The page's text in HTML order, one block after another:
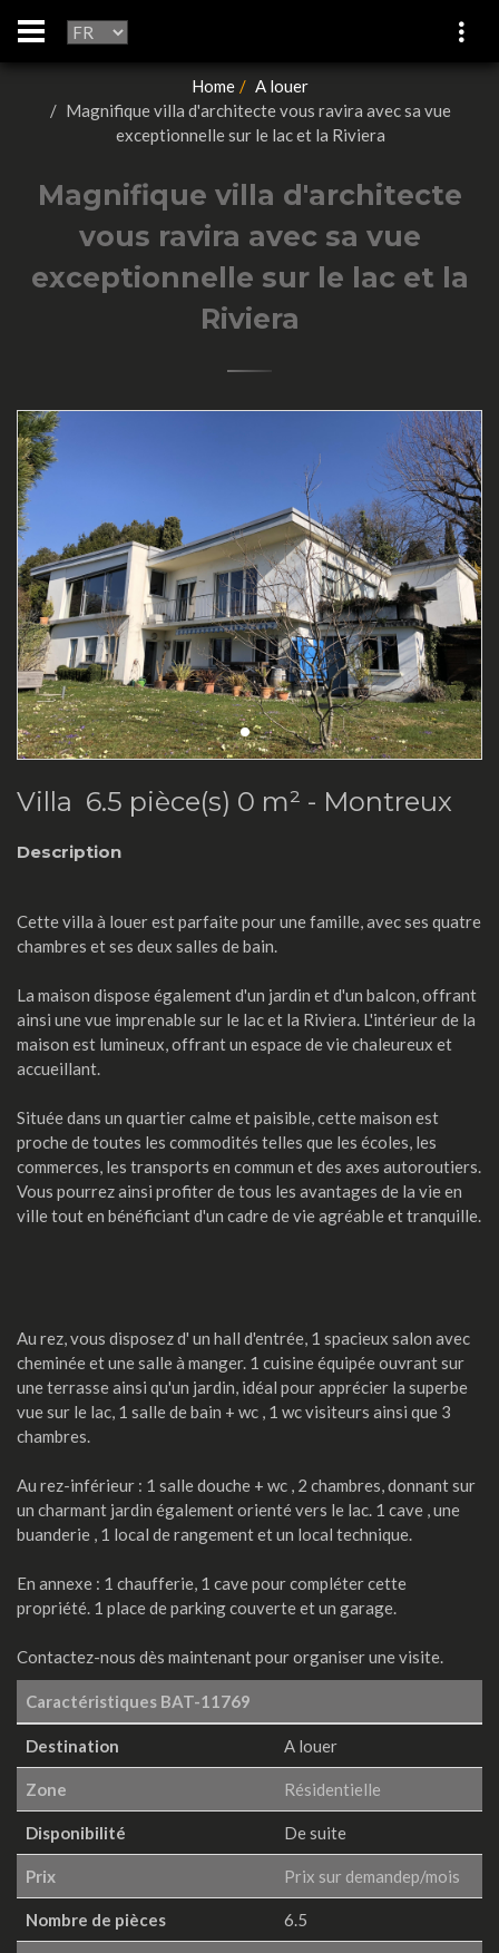
Home
A louer
Magnifique villa d'architecte vous ravira avec sa vue
exceptionnelle sur le lac et la Riviera
Magnifique villa d'architecte
vous ravira avec sa vue
exceptionnelle sur le lac et la
Riviera
Villa 6.5 pièce(s) 0 m² - Montreux
Description
Cette villa à louer est parfaite pour une famille, avec ses quatre
chambres et ses deux salles de bain.
La maison dispose également d'un jardin et d'un balcon, offrant
ainsi une vue imprenable sur le lac et la Riviera. L'intérieur de la
maison est lumineux, offrant un espace de vie chaleureux et
accueillant.
Située dans un quartier calme et paisible, cette maison est
proche de toutes les commodités telles que les écoles, les
commerces, les transports en commun et des axes autoroutiers.
Vous pourrez ainsi profiter de tous les avantages de la vie en
ville tout en bénéficiant d'un cadre de vie agréable et tranquille.
Au rez, vous disposez d' un hall d'entrée, 1 spacieux salon avec
cheminée et une salle à manger. 1 cuisine équipée ouvrant sur
une terrasse ainsi qu'un jardin, idéal pour apprécier la superbe
vue sur le lac, 1 salle de bain + wc , 1 wc visiteurs ainsi que 3
chambres.
Au rez-inférieur : 1 salle douche + wc , 2 chambres, donnant sur
un charmant jardin également orienté vers le lac. 1 cave , une
buanderie , 1 local de rangement et un local technique.
En annexe : 1 chaufferie, 1 cave pour compléter cette
propriété. 1 place de parking couverte et un garage.
Contactez-nous dès maintenant pour organiser une visite.
Caractéristiques BAT-11769
Destination A louer
Zone Résidentielle
Disponibilité De suite
Prix Prix sur demandep/mois
Nombre de pièces 6.5